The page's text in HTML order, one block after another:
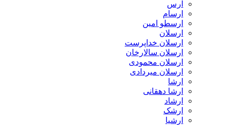
ارس
ارسام
ارسطو امین
ارسلان
ارسلان خداپرست
ارسلان سالارخان
ارسلان محمودی
ارسلان میردادی
ارشا
ارشا دهقانی
ارشاد
ارشک
ارشیا